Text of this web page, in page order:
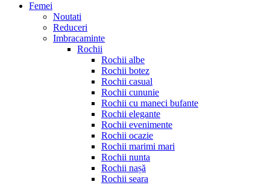
Femei
Noutati
Reduceri
Imbracaminte
Rochii
Rochii albe
Rochii botez
Rochii casual
Rochii cununie
Rochii cu maneci bufante
Rochii elegante
Rochii evenimente
Rochii ocazie
Rochii marimi mari
Rochii nunta
Rochii nașă
Rochii seara